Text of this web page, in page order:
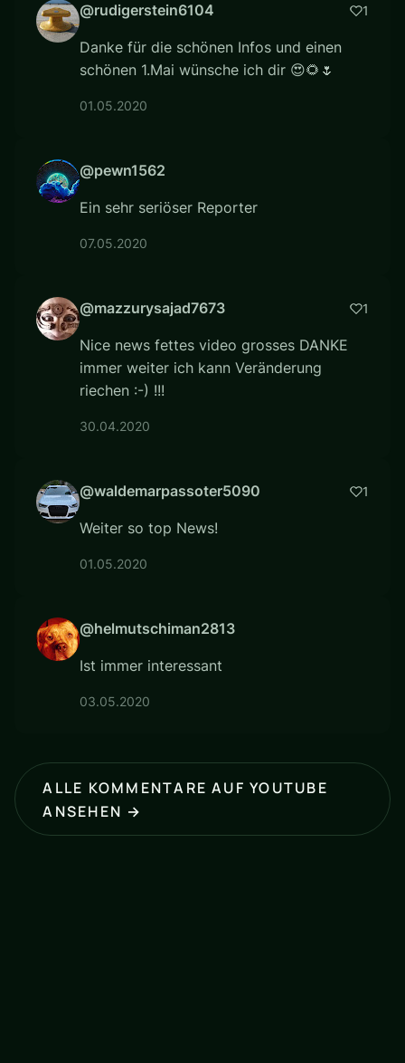
@rudigerstein6104 1
Danke für die schönen Infos und einen
schönen 1.Mai wünsche ich dir 😍🌻🌷
01.05.2020
@pewn1562
Ein sehr seriöser Reporter
07.05.2020
@mazzurysajad7673 1
Nice news fettes video grosses DANKE
immer weiter ich kann Veränderung
riechen :-) !!!
30.04.2020
@waldemarpassoter5090 1
Weiter so top News!
01.05.2020
@helmutschiman2813
Ist immer interessant
03.05.2020
ALLE KOMMENTARE AUF YOUTUBE
ANSEHEN →